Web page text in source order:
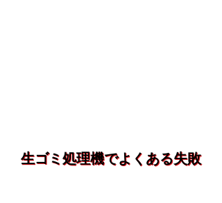
生ゴミ処理機でよくある失敗
生ゴミ処理機でよくある失敗